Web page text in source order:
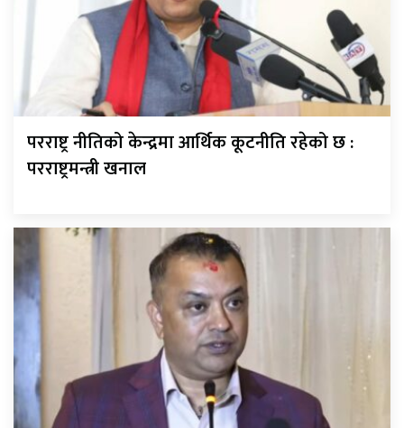
परराष्ट्र नीतिको केन्द्रमा आर्थिक कूटनीति रहेको छ :
परराष्ट्रमन्त्री खनाल